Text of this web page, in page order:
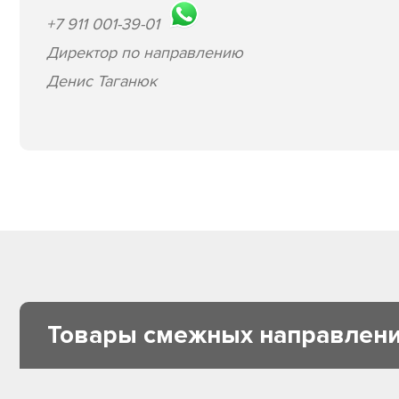
+7 911 001-39-01
Директор по направлению
Денис Таганюк
Товары смежных